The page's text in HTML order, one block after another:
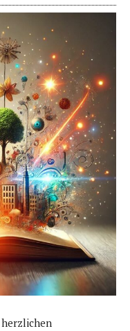
herzlichen